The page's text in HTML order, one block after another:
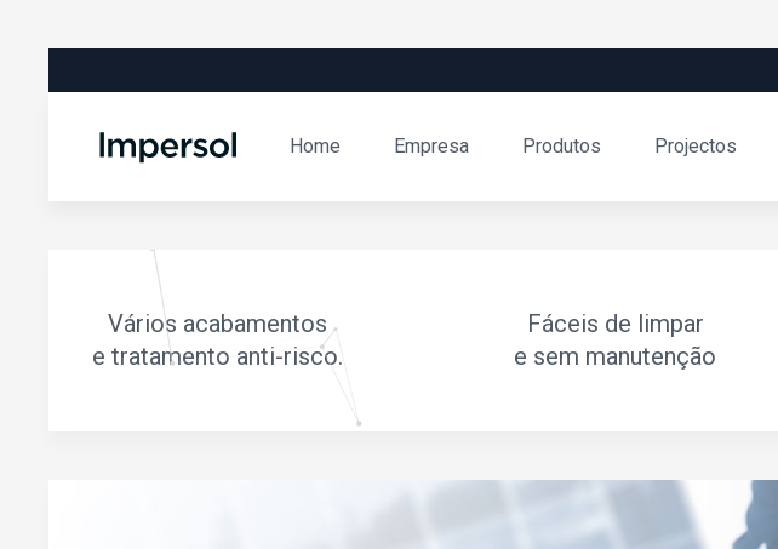
Home Empresa Produtos Projectos
Vários acabamentos
e tratamento anti-risco.
Fáceis de limpar
e sem manutenção